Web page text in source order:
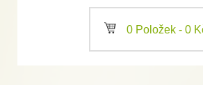
a 0 Položek - 0